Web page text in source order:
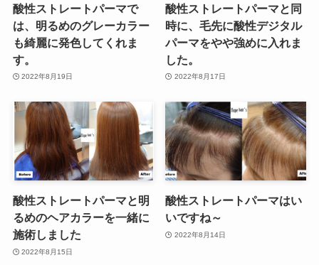
酸性ストレートパーマで
は、明るめのグレーカラー
も綺麗に発色してくれま
す。
2022年8月19日
酸性ストレートパーマと同
時に、毛先に酸性デジタル
パーマをやや強めに入れま
した。
2022年8月17日
酸性ストレートパーマと明
るめのヘアカラーを一緒に
施術しました
2022年8月15日
酸性ストレートパーマはい
いですね～
2022年8月14日